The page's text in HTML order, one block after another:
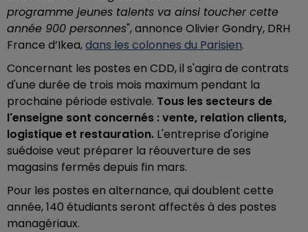
programme jeunes talents va ainsi toucher cette
année 900 personnes", annonce Olivier Gondry, DRH
France d’Ikea,dans les colonnes du Parisien.
Concernant les postes en CDD, il s'agira de contrats
d'une durée de trois mois maximum pendant la
prochaine période estivale. Tous les secteurs de
l'enseigne sont concernés : vente, relation clients,
logistique et restauration. L'entreprise d'origine
suédoise veut préparer la réouverture de ses
magasins fermés depuis fin mars.
Pour les postes en alternance, qui doublent cette
année, 140 étudiants seront affectés à des postes
managériaux.